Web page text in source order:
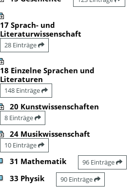
17 Sprach- und
Literaturwissenschaft
28 Einträge
18 Einzelne Sprachen und
Literaturen
148 Einträge
20 Kunstwissenschaften
8 Einträge
24 Musikwissenschaft
10 Einträge
31 Mathematik 96 Einträge
33 Physik 90 Einträge